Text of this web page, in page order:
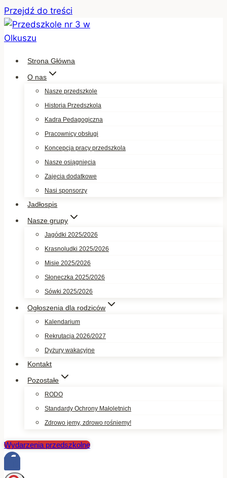
Przejdź do treści
Strona Główna
O nas
Nasze przedszkole
Historia Przedszkola
Kadra Pedagogiczna
Pracownicy obsługi
Koncepcja pracy przedszkola
Nasze osiągnięcia
Zajęcia dodatkowe
Nasi sponsorzy
Jadłospis
Nasze grupy
Jagódki 2025/2026
Krasnoludki 2025/2026
Misie 2025/2026
Słoneczka 2025/2026
Sówki 2025/2026
Ogłoszenia dla rodziców
Kalendarium
Rekrutacja 2026/2027
Dyżury wakacyjne
Kontakt
Pozostałe
RODO
Standardy Ochrony Małoletnich
Zdrowo jemy, zdrowo rośniemy!
Wydarzenia przedszkolne